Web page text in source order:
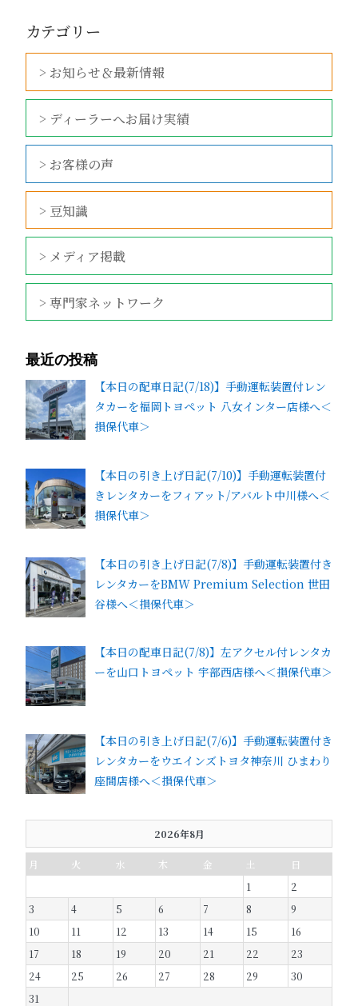
カテゴリー
> お知らせ＆最新情報
> ディーラーへお届け実績
> お客様の声
> 豆知識
> メディア掲載
> 専門家ネットワーク
最近の投稿
【本日の配車日記(7/18)】手動運転装置付レン
タカーを福岡トヨペット 八女インター店様へ＜
損保代車＞
【本日の引き上げ日記(7/10)】手動運転装置付
きレンタカーをフィアット/アバルト中川様へ＜
損保代車＞
【本日の引き上げ日記(7/8)】手動運転装置付き
レンタカーをBMW Premium Selection 世田
谷様へ＜損保代車＞
【本日の配車日記(7/8)】左アクセル付レンタカ
ーを山口トヨペット 宇部西店様へ＜損保代車＞
【本日の引き上げ日記(7/6)】手動運転装置付き
レンタカーをウエインズトヨタ神奈川 ひまわり
座間店様へ＜損保代車＞
2026年8月
月 火 水 木 金 土
日
1
2
3
4 5 6 7 8
9
10
11 12 13 14 15
16
17
18 19 20 21 22
23
24
25 26 27 28 29
30
31